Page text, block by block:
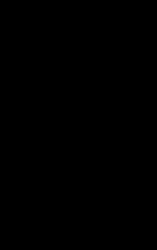
実行します。
クション処理を高